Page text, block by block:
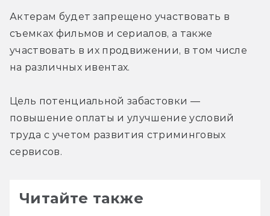
Актерам будет запрещено участвовать в
съемках фильмов и сериалов, а также
участвовать в их продвижении, в том числе
на различных ивентах.
Цель потенциальной забастовки —
повышение оплаты и улучшение условий
труда с учетом развития стриминговых
сервисов.
Читайте также